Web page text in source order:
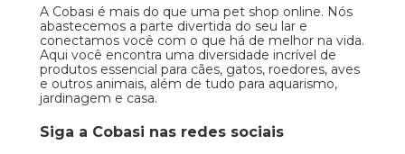
A Cobasi é mais do que uma pet shop online. Nós
abastecemos a parte divertida do seu lar e
conectamos você com o que há de melhor na vida.
Aqui você encontra uma diversidade incrível de
produtos essencial para cães, gatos, roedores, aves
e outros animais, além de tudo para aquarismo,
jardinagem e casa.
Siga a Cobasi nas redes sociais